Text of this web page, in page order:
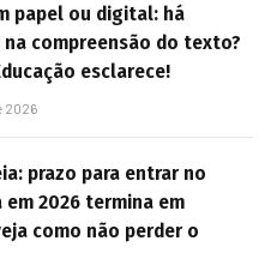
papel ou digital: há
compreensão do texto?
esclarece!
2026
prazo para entrar no
em 2026 termina em
como não perder o